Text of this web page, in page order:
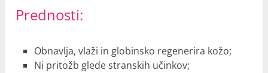
Prednosti:
Obnavlja, vlaži in globinsko regenerira kožo;
Ni pritožb glede stranskih učinkov;